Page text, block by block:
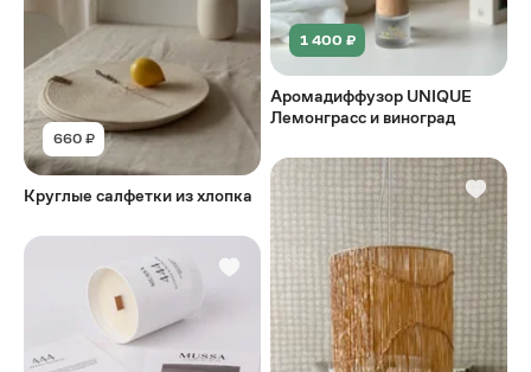
660 ₽
Круглые салфетки из хлопка
1 400 ₽
Аромадиффузор UNIQUE
Лемонграсс и виноград